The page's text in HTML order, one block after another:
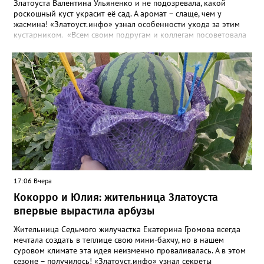
Златоуста Валентина Ульяненко и не подозревала, какой
роскошный куст украсит её сад. А аромат – слаще, чем у
жасмина! «Златоуст.инфо» узнал особенности ухода за этим
кустарником. «Всем своим подругам и коллегам посоветовала
городе всё больше, - рассказала нашему порталу Валентина. – У
меня растёт, на мой взгляд, самый красивый сорт – «Жемчуг».
Моему кусту (на фото) четыре года, достаточно компактный.
Махровые цветки - диаметром шесть сантиметров. Цветёт в
июле не менее трёх недель. Oчень ароматный, что редко
встречается у сортовых особeй. Не бойтесь подстригать - он
это любит. Если не знаете, чем украсить свой сад, сажайте
чубушник, не пожалеете!». «Жемчужные» цветы Валентина
сушит и зимой добавляет в чай. Следующей весной планирует
приобрести в питомнике ещё один сорт чубушника – «Зоя
Космодемьянская». Выбрала его по фото: понравилось, что
полураскрытые бутончики «Зои» похожи на круглые пуговки.
Важно, что этот сорт – с другим сроком цветения. И, когда
отцветет «Жемчуг», распустится «Зоя». Фото: Валентина
Ульяненко, специально для «Златоуст.инфо». Обсуждение
новости здесь ВКОНТАКТЕ https://vk.com/newszlatoust74
17:06 Вчера
Кокорро и Юлия: жительница Златоуста
впервые вырастила арбузы
Жительница Седьмого жилучастка Екатерина Громова всегда
мечтала создать в теплице свою мини-бахчу, но в нашем
суровом климате эта идея неизменно проваливалась. А в этом
сезоне – получилось! «Златоуст.инфо» узнал секреты